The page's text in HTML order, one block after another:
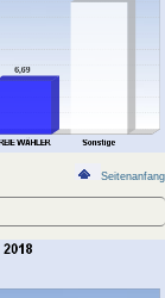
Seitenanfang